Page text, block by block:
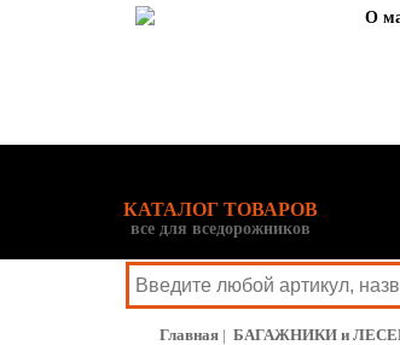
О
КАТАЛОГ ТОВАРОВ
все для вседорожников
Главная | БАГАЖНИКИ и